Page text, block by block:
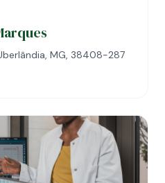
MG, 38408-287